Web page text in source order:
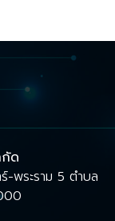
กัด
-พระราม 5 ตำบล